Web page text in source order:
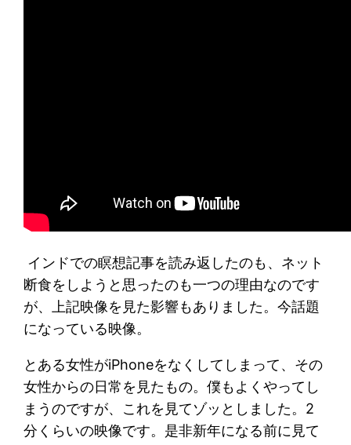
インドでの瞑想記事を読み返したのも、ネット
断食をしようと思ったのも一つの理由なのです
が、上記映像を見た影響もありました。今話題
になっている映像。
とある女性がiPhoneをなくしてしまって、その
女性からの日常を見たもの。僕もよくやってし
まうのですが、これを見てゾッとしました。2
分くらいの映像です。是非新年になる前に見て